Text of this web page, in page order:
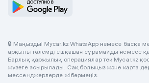
🔒 Маңызды! Mycar.kz WhatsApp немесе басқа
арқылы төлемді ешқашан сұрамайды немесе
Барлық қаржылық операциялар тек Mycar.kz
жүзеге асырылады. Сақ болыңыз және карта
мессенджерлерде жібермеңіз.